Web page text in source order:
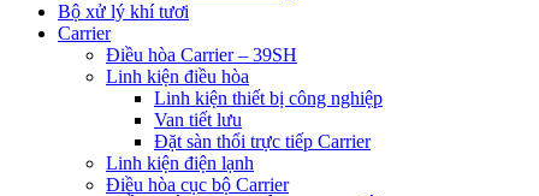
Bộ xử lý khí tươi
Carrier
Điều hòa Carrier – 39SH
Linh kiện điều hòa
Linh kiện thiết bị công nghiệp
Van tiết lưu
Đặt sàn thổi trực tiếp Carrier
Linh kiện điện lạnh
Điều hòa cục bộ Carrier